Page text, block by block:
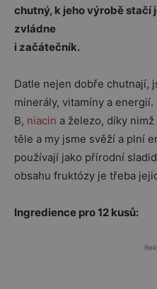
chutný, k jeho výrobě stačí
zvládne
i začátečník.
Datle nejen dobře chutnají,
minerály, vitamíny a
B, niacin a železo, díky
těle a my jsme svěží a plní
používají jako přírodní
obsahu fruktózy je třeba
Ingredience pro 12 kusů: